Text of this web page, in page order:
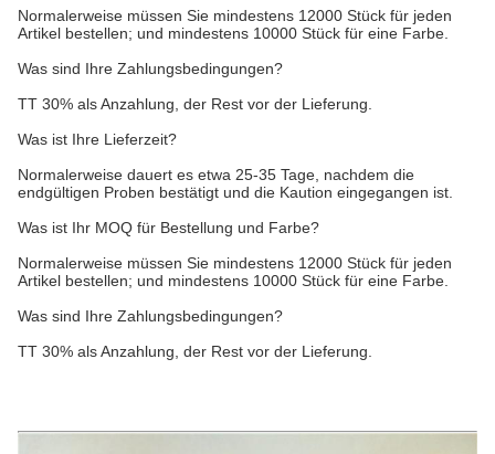
Normalerweise müssen Sie mindestens 12000 Stück für jeden
Artikel bestellen; und mindestens 10000 Stück für eine Farbe.
Was sind Ihre Zahlungsbedingungen?
TT 30% als Anzahlung, der Rest vor der Lieferung.
Was ist Ihre Lieferzeit?
Normalerweise dauert es etwa 25-35 Tage, nachdem die
endgültigen Proben bestätigt und die Kaution eingegangen ist.
Was ist Ihr MOQ für Bestellung und Farbe?
Normalerweise müssen Sie mindestens 12000 Stück für jeden
Artikel bestellen; und mindestens 10000 Stück für eine Farbe.
Was sind Ihre Zahlungsbedingungen?
TT 30% als Anzahlung, der Rest vor der Lieferung.